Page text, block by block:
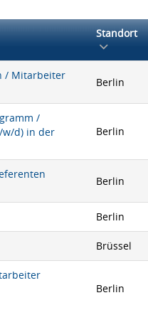
Standort
/ Mitarbeiter
Berlin
/
w/d) in der
Berlin
Berlin
Berlin
Brüssel
Berlin